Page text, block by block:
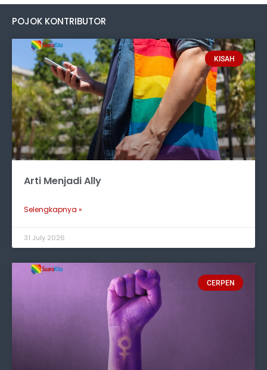
POJOK KONTRIBUTOR
KISAH
Arti Menjadi Ally
Selengkapnya »
31 July 2026
CERPEN